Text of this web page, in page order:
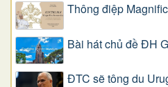
Thông điệp
Bài hát chủ đề ĐH
ĐTC sẽ tông du